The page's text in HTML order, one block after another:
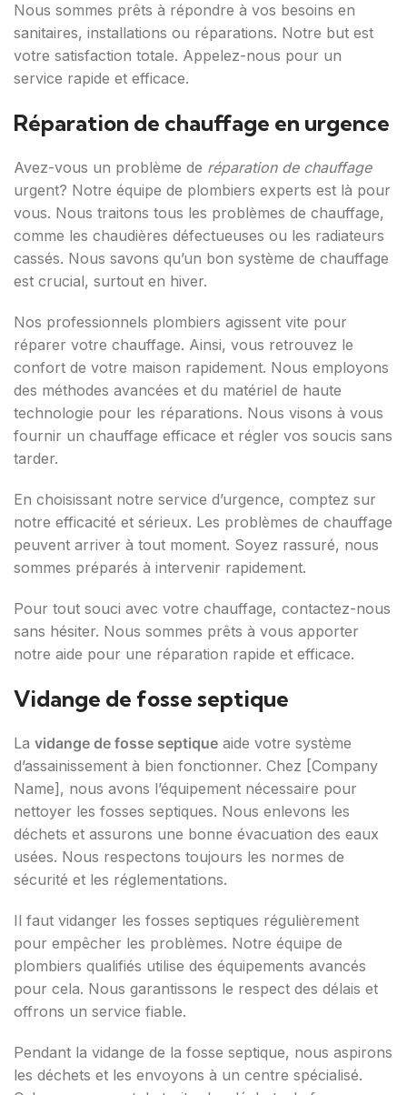
Nous sommes prêts à répondre à vos besoins en
sanitaires, installations ou réparations. Notre but est
votre satisfaction totale. Appelez-nous pour un
service rapide et efficace.
Réparation de chauffage en urgence
Avez-vous un problème de réparation de chauffage
urgent? Notre équipe de plombiers experts est là pour
vous. Nous traitons tous les problèmes de chauffage,
comme les chaudières défectueuses ou les radiateurs
cassés. Nous savons qu’un bon système de chauffage
est crucial, surtout en hiver.
Nos professionnels plombiers agissent vite pour
réparer votre chauffage. Ainsi, vous retrouvez le
confort de votre maison rapidement. Nous employons
des méthodes avancées et du matériel de haute
technologie pour les réparations. Nous visons à vous
fournir un chauffage efficace et régler vos soucis sans
tarder.
En choisissant notre service d’urgence, comptez sur
notre efficacité et sérieux. Les problèmes de chauffage
peuvent arriver à tout moment. Soyez rassuré, nous
sommes préparés à intervenir rapidement.
Pour tout souci avec votre chauffage, contactez-nous
sans hésiter. Nous sommes prêts à vous apporter
notre aide pour une réparation rapide et efficace.
Vidange de fosse septique
La vidange de fosse septique aide votre système
d’assainissement à bien fonctionner. Chez [Company
Name], nous avons l’équipement nécessaire pour
nettoyer les fosses septiques. Nous enlevons les
déchets et assurons une bonne évacuation des eaux
usées. Nous respectons toujours les normes de
sécurité et les réglementations.
Il faut vidanger les fosses septiques régulièrement
pour empêcher les problèmes. Notre équipe de
plombiers qualifiés utilise des équipements avancés
pour cela. Nous garantissons le respect des délais et
offrons un service fiable.
Pendant la vidange de la fosse septique, nous aspirons
les déchets et les envoyons à un centre spécialisé.